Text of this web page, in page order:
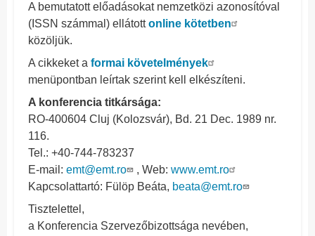
A bemutatott előadásokat nemzetközi azonosítóval
(ISSN számmal) ellátottonline kötetben
közöljük.
A cikkeket a formai követelmények
menüpontban leírtak szerint kell elkészíteni.
A konferencia titkársága:
RO-400604 Cluj (Kolozsvár), Bd. 21 Dec. 1989 nr.
116.
Tel.: +40-744-783237
E-mail: emt@emt.ro , Web: www.emt.ro
Kapcsolattartó: Fülöp Beáta, beata@emt.ro
Tisztelettel,
a Konferencia Szervezőbizottsága nevében,